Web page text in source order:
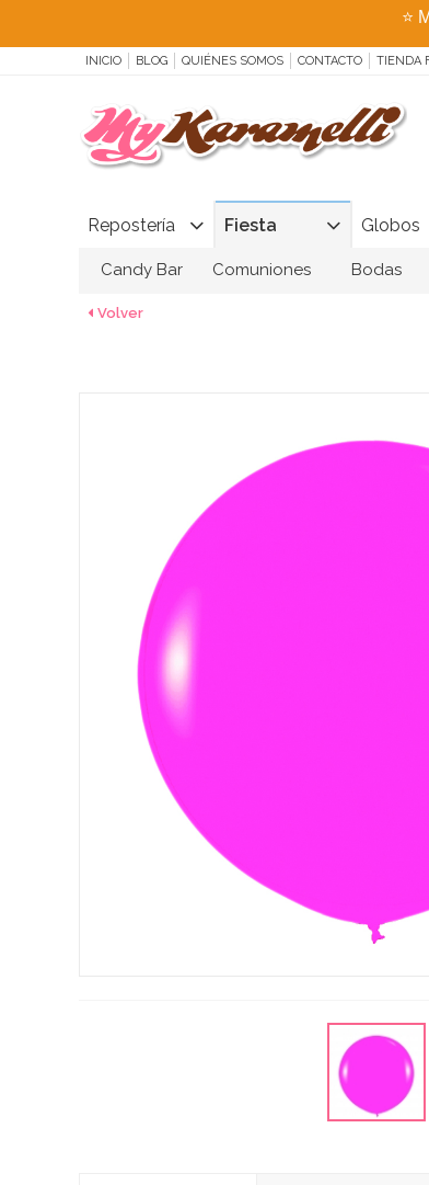
⭐
INICIO BLOG QUIÉNES SOMOS CONTACTO TIENDA
Repostería Fiesta Globos
Candy Bar Comuniones Bodas
Volver